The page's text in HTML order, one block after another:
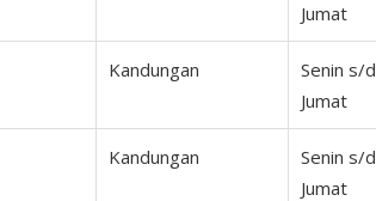
Jumat
Kandungan
Senin s/d
Jumat
Kandungan
Senin s/d
Jumat